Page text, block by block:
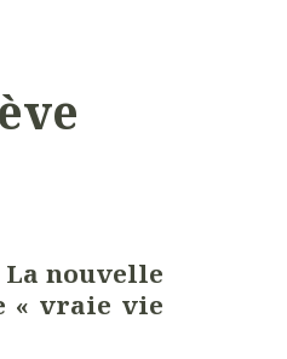
La nouvelle
« vraie vie